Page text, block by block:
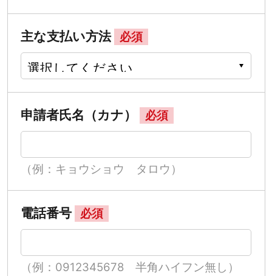
主な支払い方法 必須
申請者氏名（カナ） 必須
（例：キョウショウ タロウ）
電話番号 必須
（例：0912345678 半角ハイフン無し）